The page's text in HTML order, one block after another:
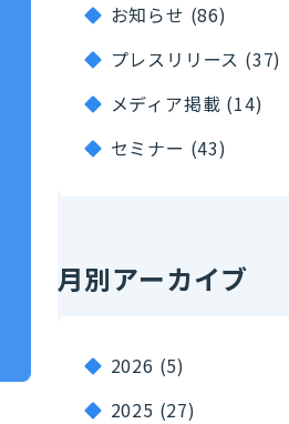
お知らせ (86)
プレスリリース (37)
メディア掲載 (14)
セミナー (43)
月別アーカイブ
2026 (5)
2025 (27)